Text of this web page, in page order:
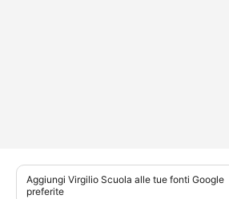
Aggiungi Virgilio Scuola alle tue fonti Google
preferite